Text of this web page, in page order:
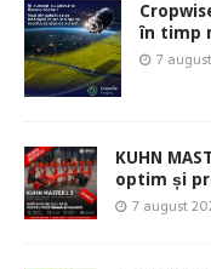
în timp
7
KUHN
optim și
7 august